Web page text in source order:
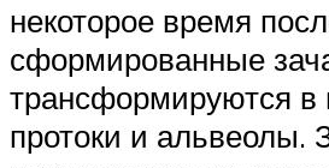
некоторое время
сформированные
трансформируются
протоки и альвеолы.